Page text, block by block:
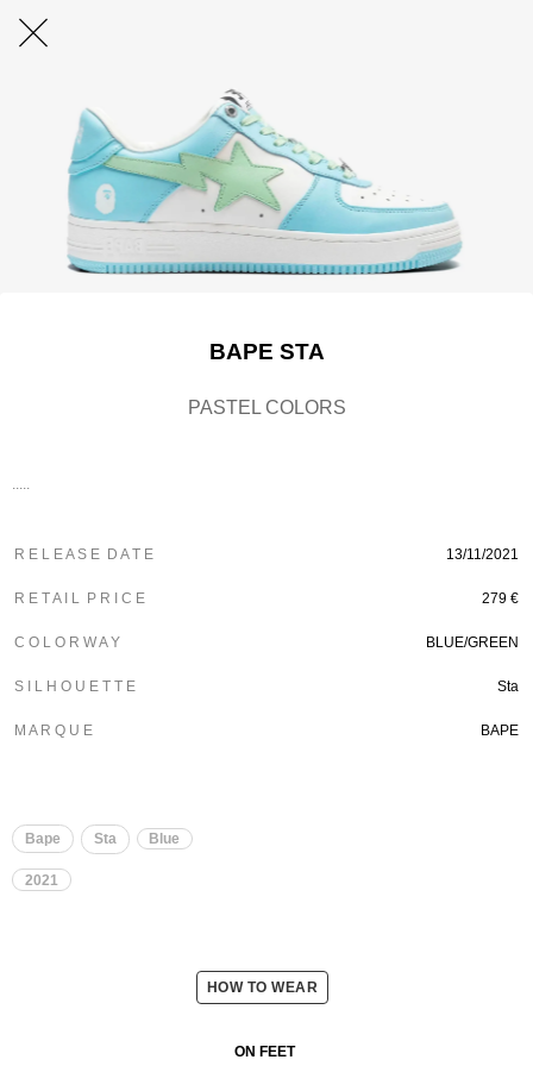
BAPE STA
PASTEL COLORS
R E L E A S E D A T E 13/11/2021
R E T A I L P R I C E 279 €
C O L O R W A Y BLUE/GREEN
S I L H O U E T T E Sta
M A R Q U E BAPE
Bape Sta Blue
2021
HOW TO WEAR
ON FEET